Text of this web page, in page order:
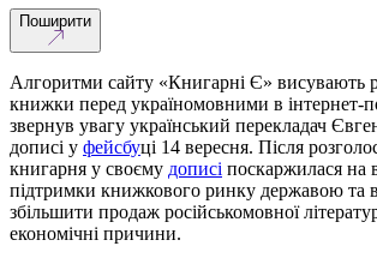
Поширити
Алгоритми сайту «Книгарні Є» висувають
книжки перед україномовними в інтернет-
звернув увагу український перекладач
дописі у фейсбуці 14 вересня. Після
книгарня у своєму дописі поскаржилася на
підтримки книжкового ринку державою та
збільшити продаж російськомовної
економічні причини.